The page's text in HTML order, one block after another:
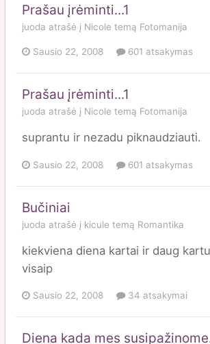
Prašau įrėminti...1
juoda atrašė į Nicole temą Fotomanija
Sausio 22, 2008 601 atsakymas
Prašau įrėminti...1
juoda atrašė į Nicole temą Fotomanija
suprantu ir nezadu piknaudziauti.
Sausio 22, 2008 601 atsakymas
Bučiniai
juoda atrašė į kicule temą Romantika
kiekviena diena kartai ir daug
visaip
Sausio 22, 2008 34 atsakymai
Diena kada mes